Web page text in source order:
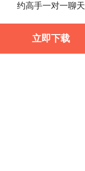
约高手一对一聊天
立即下载